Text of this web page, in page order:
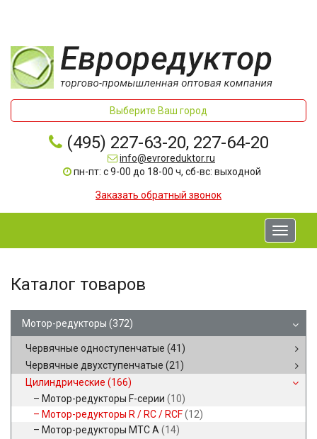
Выберите Ваш город
(495) 227-63-20, 227-64-20
info@evroreduktor.ru
пн-пт: с 9-00 до 18-00 ч, сб-вс: выходной
Заказать обратный звонок
Toggle
Каталог товаров
Мотор-редукторы (372)
Червячные одноступенчатые (41)
Червячные двухступенчатые (21)
Цилиндрические (166)
Мотор-редукторы F-серии (10)
Мотор-редукторы R / RC / RCF(12)
Мотор-редукторы MTC A (14)